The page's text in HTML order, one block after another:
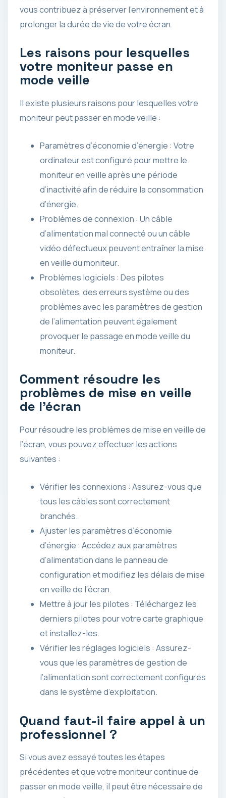
vous contribuez à préserver l’environnement et à
prolonger la durée de vie de votre écran.
Les raisons pour lesquelles
votre moniteur passe en
mode veille
Il existe plusieurs raisons pour lesquelles votre
moniteur peut passer en mode veille :
Paramètres d’économie d’énergie : Votre
ordinateur est configuré pour mettre le
moniteur en veille après une période
d’inactivité afin de réduire la consommation
d’énergie.
Problèmes de connexion : Un câble
d’alimentation mal connecté ou un câble
vidéo défectueux peuvent entraîner la mise
en veille du moniteur.
Problèmes logiciels : Des pilotes
obsolètes, des erreurs système ou des
problèmes avec les paramètres de gestion
de l’alimentation peuvent également
provoquer le passage en mode veille du
moniteur.
Comment résoudre les
problèmes de mise en veille
de l’écran
Pour résoudre les problèmes de mise en veille de
l’écran, vous pouvez effectuer les actions
suivantes :
Vérifier les connexions : Assurez-vous que
tous les câbles sont correctement
branchés.
Ajuster les paramètres d’économie
d’énergie : Accédez aux paramètres
d’alimentation dans le panneau de
configuration et modifiez les délais de mise
en veille de l’écran.
Mettre à jour les pilotes : Téléchargez les
derniers pilotes pour votre carte graphique
et installez-les.
Vérifier les réglages logiciels : Assurez-
vous que les paramètres de gestion de
l’alimentation sont correctement configurés
dans le système d’exploitation.
Quand faut-il faire appel à un
professionnel ?
Si vous avez essayé toutes les étapes
précédentes et que votre moniteur continue de
passer en mode veille, il peut être nécessaire de